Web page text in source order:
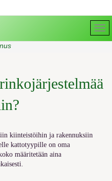
kiinteistöihin ja rakennuksiin
kattotyypille on oma
määritetään aina